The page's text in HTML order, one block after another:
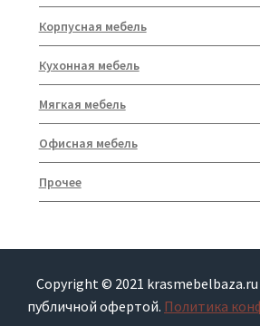
Корпусная мебель
Кухонная мебель
Мягкая мебель
Офисная мебель
Прочее
Copyright © 2021 krasmebelbaza.ru
публичной офертой. Политика